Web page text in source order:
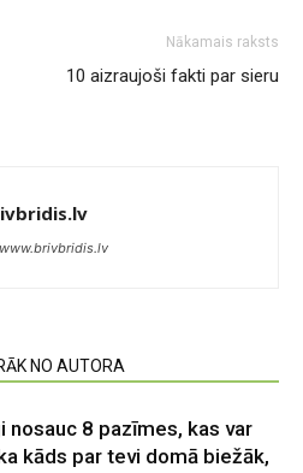
Nākamais raksts
10 aizraujoši fakti par sieru
NO AUTORA
nosauc 8 pazīmes, kas var
kāds par tevi domā biežāk,